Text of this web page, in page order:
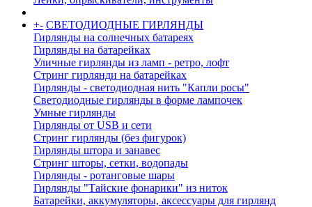
+- СВЕТОДИОДНЫЕ ГИРЛЯНДЫ
Гирлянды на солнечных батареях
Гирлянды на батарейках
Уличные гирлянды из ламп - ретро, лофт
Стринг гирлянди на батарейках
Гирлянды - светодиодная нить "Капли росы"
Светодиодные гирлянды в форме лампочек
Умные гирлянды
Гирлянды от USB и сети
Стринг гирлянды (без фигурок)
Гирлянды штора и занавес
Стринг шторы, сетки, водопады
Гирлянды - ротанговые шары
Гирлянды "Тайские фонарики" из ниток
Батарейки, аккумуляторы, аксессуары для гирлянд